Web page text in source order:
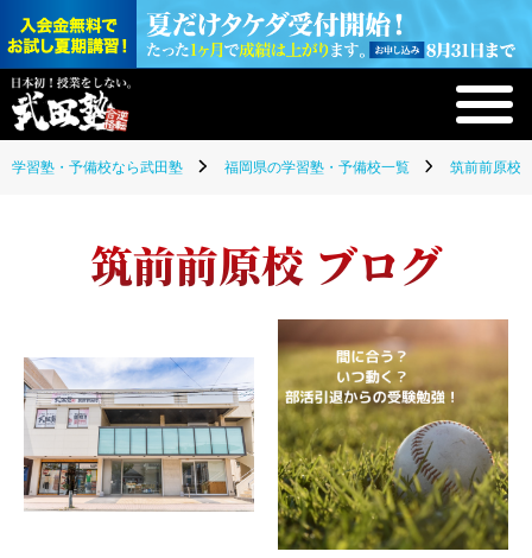
学習塾・予備校なら武田塾 福岡県の学習塾・予備校一覧 筑前前原校(
筑前前原校 ブログ